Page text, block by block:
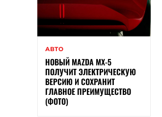
АВТО
НОВЫЙ MAZDA MX-5
ПОЛУЧИТ ЭЛЕКТРИЧЕСКУЮ
ВЕРСИЮ И СОХРАНИТ
ГЛАВНОЕ ПРЕИМУЩЕСТВО
(ФОТО)